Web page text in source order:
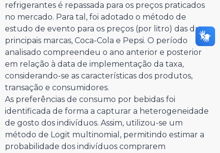
refrigerantes é repassada para os preços praticados
no mercado. Para tal, foi adotado o método de
estudo de evento para os preços (por litro) das duas
principais marcas, Coca-Cola e Pepsi. O período
analisado compreendeu o ano anterior e posterior
em relação à data de implementação da taxa,
considerando-se as características dos produtos,
transação e consumidores.
As preferências de consumo por bebidas foi
identificada de forma a capturar a heterogeneidade
de gosto dos indivíduos. Assim, utilizou-se um
método de Logit multinomial, permitindo estimar a
probabilidade dos indivíduos comprarem